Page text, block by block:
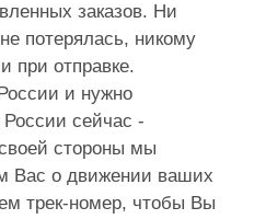
заказов. Ни
потерялась, никому
при отправке.
и нужно
России сейчас -
стороны мы
Вас о движении ваших
трек-номер, чтобы Вы